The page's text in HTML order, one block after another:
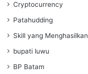
Cryptocurrency
Patahudding
Skill yang Menghasilkan
bupati luwu
BP Batam